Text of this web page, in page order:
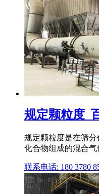
规定颗粒度_
规定颗粒度是在筛
化合物组成的混合
联系电话: 180 3780